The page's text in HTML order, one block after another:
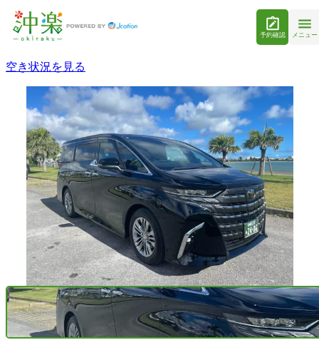
予約確認 メニュー
空き状況を見る